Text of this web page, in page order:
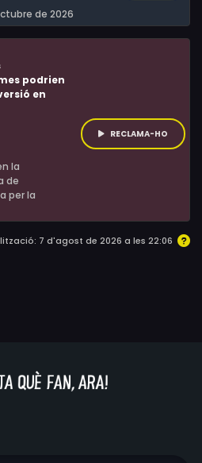
de 2026
podrien
en
la
de
per la
RECLAMA-HO
7 d'agost de 2026 a les 22:06